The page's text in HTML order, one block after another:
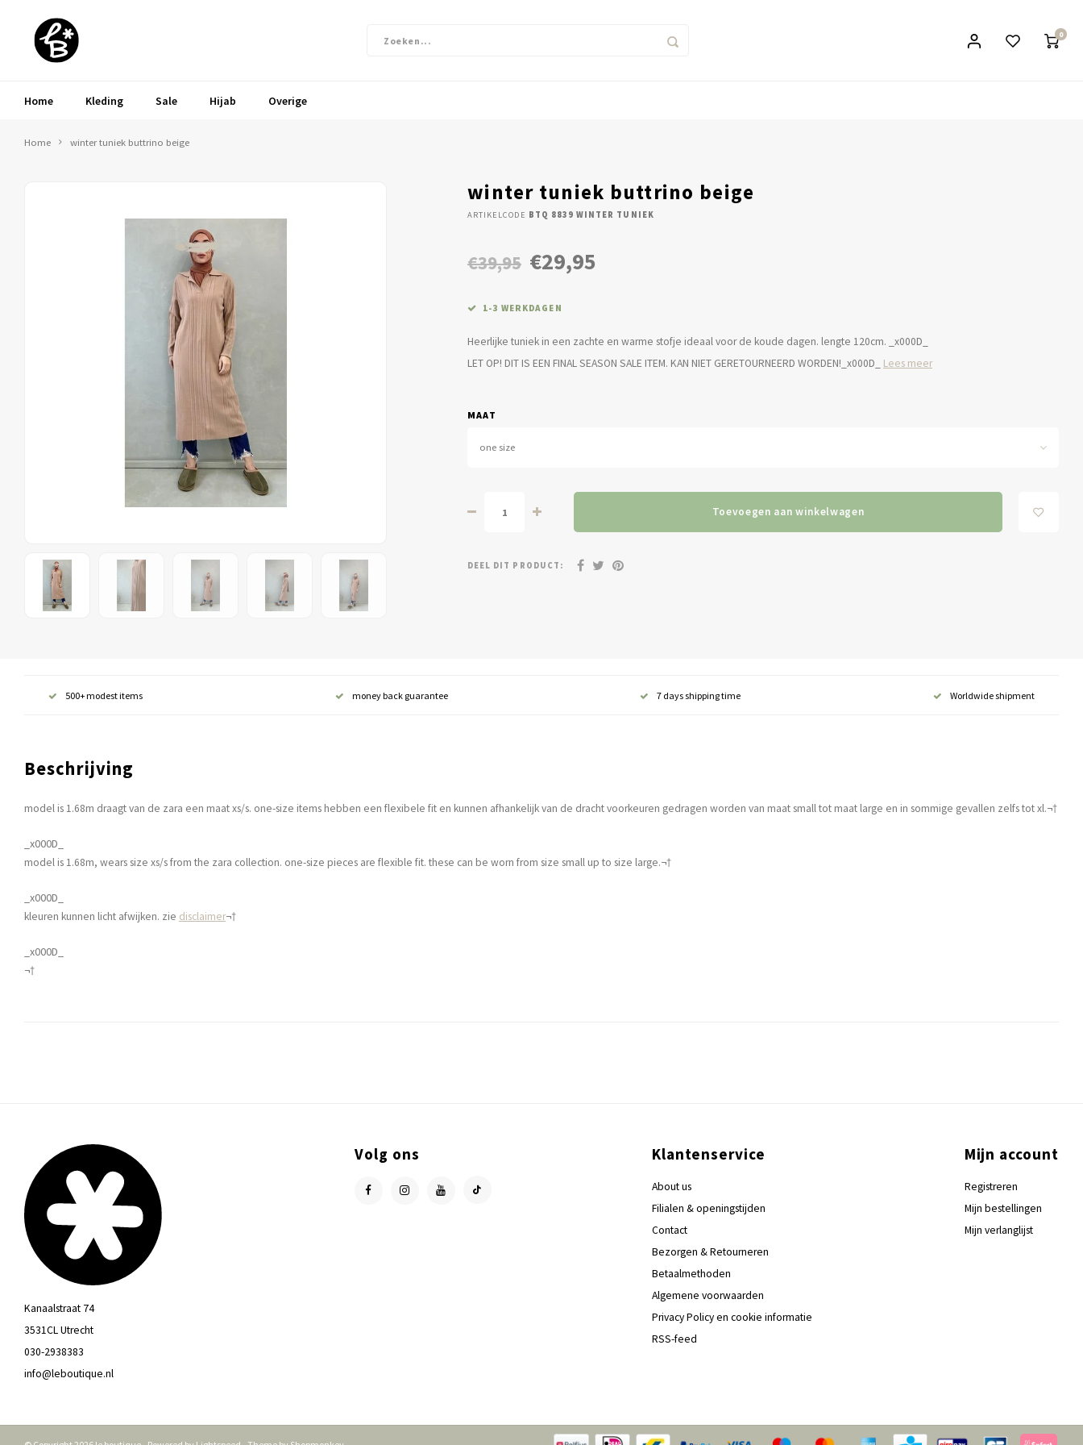
0
Home Kleding Sale Hijab Overige
Home winter tuniek buttrino beige
winter tuniek buttrino beige
ARTIKELCODE BTQ 8839 WINTER TUNIEK
€39,95 €29,95
1-3 WERKDAGEN
Heerlijke tuniek in een zachte en warme stofje ideaal voor de koude dagen. lengte 120cm. _x000D_
LET OP! DIT IS EEN FINAL SEASON SALE ITEM. KAN NIET GERETOURNEERD WORDEN!_x000D_ Lees meer
MAAT
one size
Toevoegen aan winkelwagen
DEEL DIT PRODUCT:
500+ modest items money back guarantee 7 days shipping time Worldwide shipment
Beschrijving
model is 1.68m draagt van de zara een maat xs/s. one-size items hebben een flexibele fit en kunnen afhankelijk van de dracht voorkeuren gedragen worden van maat small tot maat large en in sommige gevallen zelfs tot xl.¬†
_x000D_
model is 1.68m, wears size xs/s from the zara collection. one-size pieces are flexible fit. these can be worn from size small up to size large.¬†
_x000D_
kleuren kunnen licht afwijken. zie disclaimer¬†
_x000D_
¬†
Kanaalstraat 74
3531CL Utrecht
030-2938383
info@leboutique.nl
Volg ons Klantenservice
About us
Filialen & openingstijden
Contact
Bezorgen & Retourneren
Betaalmethoden
Algemene voorwaarden
Privacy Policy en cookie informatie
RSS-feed
Mijn account
Registreren
Mijn bestellingen
Mijn verlanglijst